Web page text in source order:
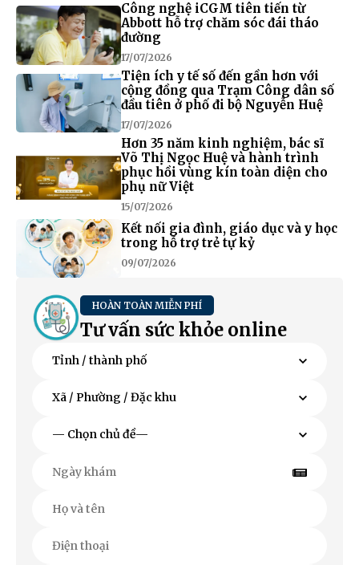
Công nghệ iCGM tiên tiến từ
Abbott hỗ trợ chăm sóc đái tháo
đường
17/07/2026
Tiện ích y tế số đến gần hơn với
cộng đồng qua Trạm Công dân số
đầu tiên ở phố đi bộ Nguyễn Huệ
17/07/2026
Hơn 35 năm kinh nghiệm, bác sĩ
Võ Thị Ngọc Huệ và hành trình
phục hồi vùng kín toàn diện cho
phụ nữ Việt
15/07/2026
Kết nối gia đình, giáo dục và y học
trong hỗ trợ trẻ tự kỷ
09/07/2026
HOÀN TOÀN MIỄN PHÍ
Tư vấn sức khỏe online